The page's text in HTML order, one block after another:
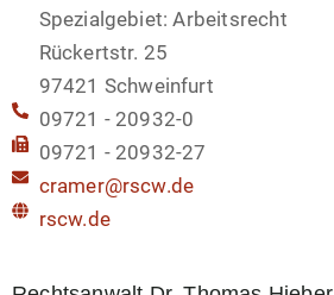
Spezialgebiet: Arbeitsrecht
Rückertstr. 25
97421 Schweinfurt
09721 - 20932-0
09721 - 20932-27
cramer@rscw.de
rscw.de